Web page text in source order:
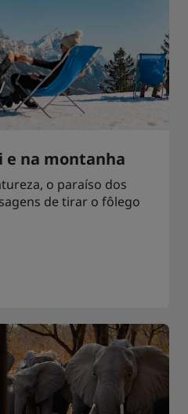
e na montanha
o paraíso dos
de tirar o fôlego